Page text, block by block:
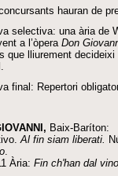
hauran de
selectiva: una ària de
a l’òpera Don
que lliurement
final: Repertori
Baix-Baríton:
Al fin siam liberati.
Ària: Fin ch'han dal vino